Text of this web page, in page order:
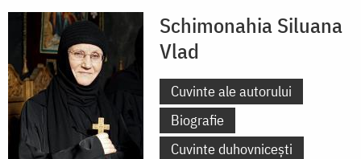
Schimonahia Siluana
Vlad
Cuvinte ale autorului
Biografie
Cuvinte duhovnicești